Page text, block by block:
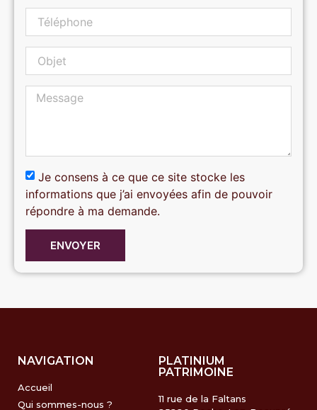
Je consens à ce que ce site stocke les
informations que j’ai envoyées afin de pouvoir
répondre à ma demande.
ENVOYER
PLATINIUM
PATRIMOINE
11 rue de la Faltans
NAVIGATION
Accueil
Qui sommes-nous ?